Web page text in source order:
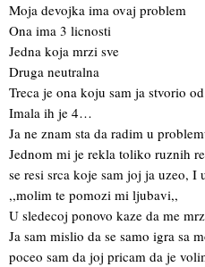
Moja devojka ima ovaj problem
Ona ima 3 licnosti
Jedna koja mrzi sve
Druga neutralna
Treca je ona koju sam ja stvorio
Imala ih je 4…
Ja ne znam sta da radim u
Jednom mi je rekla toliko ruznih
se resi srca koje sam joj ja uzeo, I
,,molim te pomozi mi ljubavi,,
U sledecoj ponovo kaze da me
Ja sam mislio da se samo igra
poceo sam da joj pricam da je